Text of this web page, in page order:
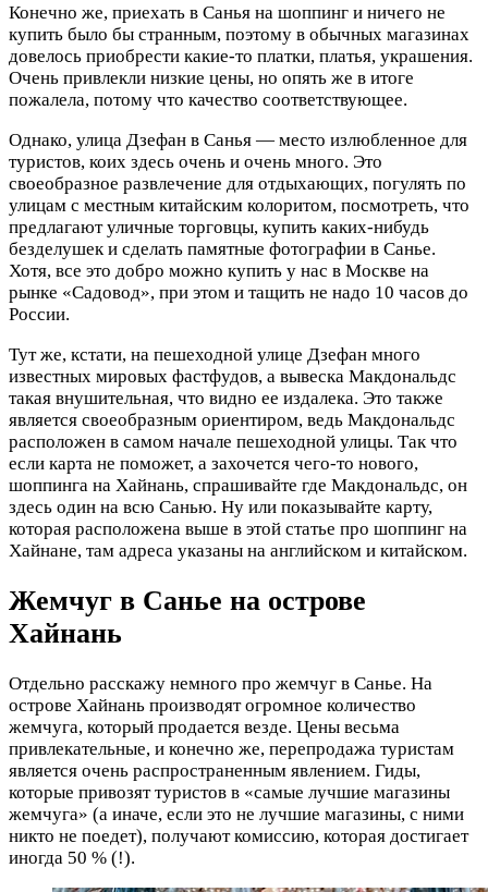
Конечно же, приехать в Санья на шоппинг и ничего не
купить было бы странным, поэтому в обычных магазинах
довелось приобрести какие-то платки, платья, украшения.
Очень привлекли низкие цены, но опять же в итоге
пожалела, потому что качество соответствующее.
Однако, улица Дзефан в Санья — место излюбленное для
туристов, коих здесь очень и очень много. Это
своеобразное развлечение для отдыхающих, погулять по
улицам с местным китайским колоритом, посмотреть, что
предлагают уличные торговцы, купить каких-нибудь
безделушек и сделать памятные фотографии в Санье.
Хотя, все это добро можно купить у нас в Москве на
рынке «Садовод», при этом и тащить не надо 10 часов до
России.
Тут же, кстати, на пешеходной улице Дзефан много
известных мировых фастфудов, а вывеска Макдональдс
такая внушительная, что видно ее издалека. Это также
является своеобразным ориентиром, ведь Макдональдс
расположен в самом начале пешеходной улицы. Так что
если карта не поможет, а захочется чего-то нового,
шоппинга на Хайнань, спрашивайте где Макдональдс, он
здесь один на всю Санью. Ну или показывайте карту,
которая расположена выше в этой статье про шоппинг на
Хайнане, там адреса указаны на английском и китайском.
Жемчуг в Санье на острове
Хайнань
Отдельно расскажу немного про жемчуг в Санье. На
острове Хайнань производят огромное количество
жемчуга, который продается везде. Цены весьма
привлекательные, и конечно же, перепродажа туристам
является очень распространенным явлением. Гиды,
которые привозят туристов в «самые лучшие магазины
жемчуга» (а иначе, если это не лучшие магазины, с ними
никто не поедет), получают комиссию, которая достигает
иногда 50 % (!).